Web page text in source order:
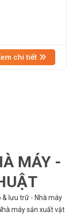
chi tiết
MÁY -
& lưu trữ - Nhà máy
máy sản xuất vật